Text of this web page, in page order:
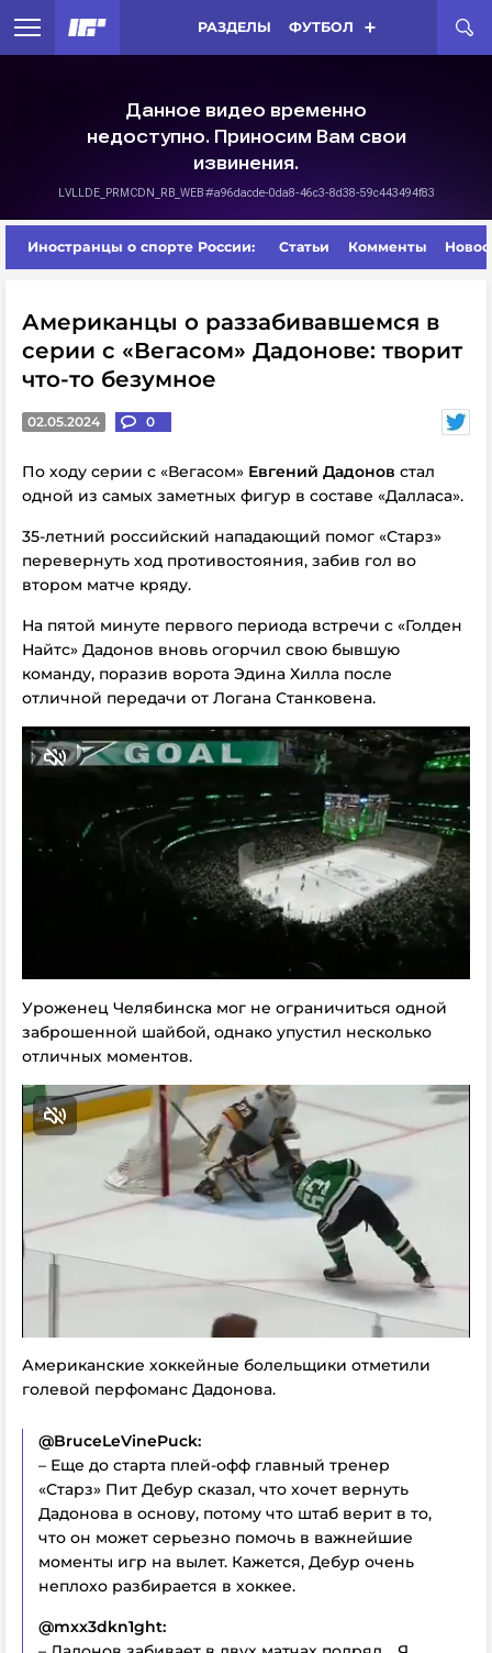
РАЗДЕЛЫ ФУТБОЛ
Иностранцы о спорте России: Статьи Комменты
Американцы о раззабивавшемся в
серии с «Вегасом» Дадонове: творит
что-то безумное
02.05.2024 0
По ходу серии с «Вегасом» Евгений Дадонов стал
одной из самых заметных фигур в составе «Далласа».
35-летний российский нападающий помог «Старз»
перевернуть ход противостояния, забив гол во
втором матче кряду.
На пятой минуте первого периода встречи с «Голден
Найтс» Дадонов вновь огорчил свою бывшую
команду, поразив ворота Эдина Хилла после
отличной передачи от Логана Станковена.
Уроженец Челябинска мог не ограничиться одной
заброшенной шайбой, однако упустил несколько
отличных моментов.
Американские хоккейные болельщики отметили
голевой перфоманс Дадонова.
@BruceLeVinePuck:
– Еще до старта плей-офф главный тренер
«Старз» Пит Дебур сказал, что хочет вернуть
Дадонова в основу, потому что штаб верит в то,
что он может серьезно помочь в важнейшие
моменты игр на вылет. Кажется, Дебур очень
неплохо разбирается в хоккее.
@mxx3dkn1ght: